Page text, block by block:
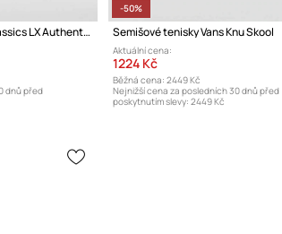
Tenisky Vans Premium Classics LX Authentic Reissue 44
dnů před
-50%
Semišové tenisky Vans Knu Skool
Aktuální cena:
1224 Kč
Běžná cena: 2449 Kč
Nejnižší cena za posledních 30 dnů před
poskytnutím slevy: 2449 Kč